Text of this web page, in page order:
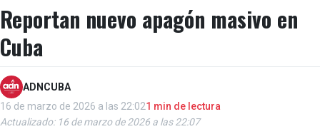
Reportan nuevo apagón masivo en
Cuba
ADNCUBA
16 de marzo de 2026 a las 22:021 min de lectura
Actualizado: 16 de marzo de 2026 a las 22:07